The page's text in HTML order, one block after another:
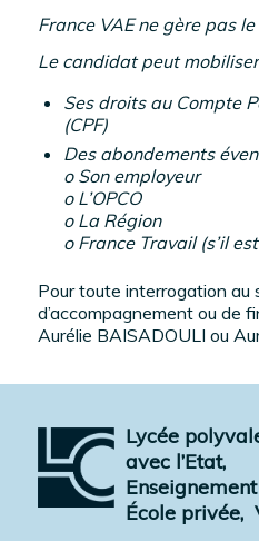
France VAE ne gère pas
Le candidat peut
Ses droits au Compte
(CPF)
Des abondements
o Son employeur
o L’OPCO
o La Région
o France Travail (s’il
Pour toute interrogation au
d’accompagnement ou de
Aurélie BAISADOULI ou
Lycée
avec l’Etat,
École privée,